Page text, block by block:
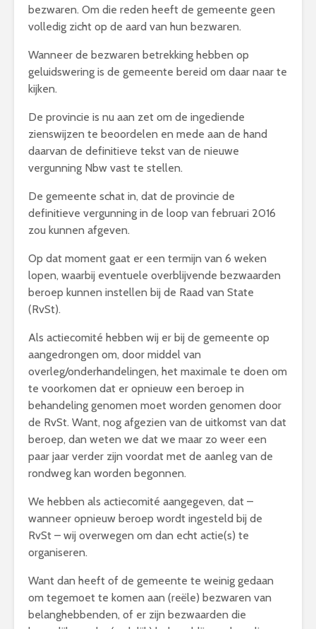
bezwaren. Om die reden heeft de gemeente geen
volledig zicht op de aard van hun bezwaren.
Wanneer de bezwaren betrekking hebben op
geluidswering is de gemeente bereid om daar naar te
kijken.
De provincie is nu aan zet om de ingediende
zienswijzen te beoordelen en mede aan de hand
daarvan de definitieve tekst van de nieuwe
vergunning Nbw vast te stellen.
De gemeente schat in, dat de provincie de
definitieve vergunning in de loop van februari 2016
zou kunnen afgeven.
Op dat moment gaat er een termijn van 6 weken
lopen, waarbij eventuele overblijvende bezwaarden
beroep kunnen instellen bij de Raad van State
(RvSt).
Als actiecomité hebben wij er bij de gemeente op
aangedrongen om, door middel van
overleg/onderhandelingen, het maximale te doen om
te voorkomen dat er opnieuw een beroep in
behandeling genomen moet worden genomen door
de RvSt. Want, nog afgezien van de uitkomst van dat
beroep, dan weten we dat we maar zo weer een
paar jaar verder zijn voordat met de aanleg van de
rondweg kan worden begonnen.
We hebben als actiecomité aangegeven, dat –
wanneer opnieuw beroep wordt ingesteld bij de
RvSt – wij overwegen om dan echt actie(s) te
organiseren.
Want dan heeft of de gemeente te weinig gedaan
om tegemoet te komen aan (reële) bezwaren van
belanghebbenden, of er zijn bezwaarden die